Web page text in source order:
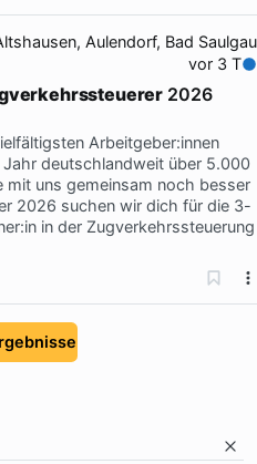
Aulendorf, Bad Saulgau
vor 3 T
2026
Arbeitgeber:innen
deutschlandweit über 5.000
mit uns gemeinsam noch besser
2026 suchen wir dich für die 3-
in der Zugverkehrssteuerung